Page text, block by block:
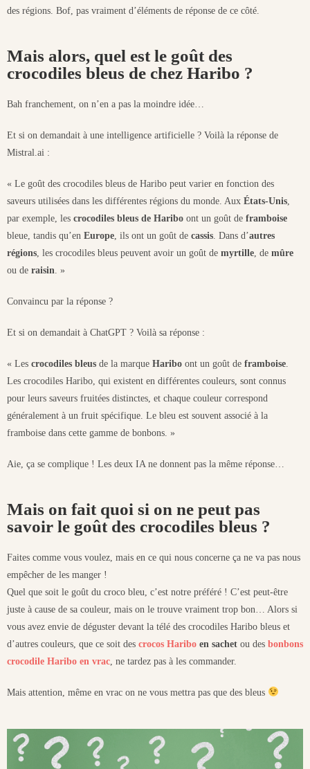
des régions. Bof, pas vraiment d’éléments de réponse de ce côté.
Mais alors, quel est le goût des
crocodiles bleus de chez Haribo ?
Bah franchement, on n’en a pas la moindre idée…
Et si on demandait à une intelligence artificielle ? Voilà la réponse de
Mistral.ai :
« Le goût des crocodiles bleus de Haribo peut varier en fonction des
saveurs utilisées dans les différentes régions du monde. Aux États-Unis,
par exemple, les crocodiles bleus de Haribo ont un goût de framboise
bleue, tandis qu’en Europe, ils ont un goût de cassis. Dans d’autres
régions, les crocodiles bleus peuvent avoir un goût de myrtille, de mûre
ou de raisin. »
Convaincu par la réponse ?
Et si on demandait à ChatGPT ? Voilà sa réponse :
« Les crocodiles bleus de la marque Haribo ont un goût de framboise.
Les crocodiles Haribo, qui existent en différentes couleurs, sont connus
pour leurs saveurs fruitées distinctes, et chaque couleur correspond
généralement à un fruit spécifique. Le bleu est souvent associé à la
framboise dans cette gamme de bonbons. »
Aie, ça se complique ! Les deux IA ne donnent pas la même réponse…
Mais on fait quoi si on ne peut pas
savoir le goût des crocodiles bleus ?
Faites comme vous voulez, mais en ce qui nous concerne ça ne va pas nous
empêcher de les manger !
Quel que soit le goût du croco bleu, c’est notre préféré ! C’est peut-être
juste à cause de sa couleur, mais on le trouve vraiment trop bon… Alors si
vous avez envie de déguster devant la télé des crocodiles Haribo bleus et
d’autres couleurs, que ce soit des crocos Haribo en sachet ou des bonbons
crocodile Haribo en vrac, ne tardez pas à les commander.
Mais attention, même en vrac on ne vous mettra pas que des bleus